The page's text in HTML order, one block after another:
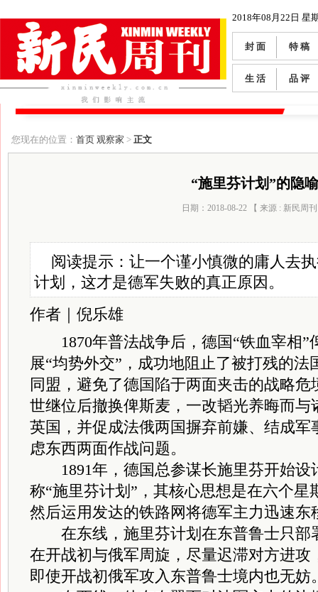
2018年08月22日 星
封 面 特 稿
生 活 品 评
您现在的位置： 首页 观察家 > 正文
“施里芬计划”的隐喻
日期：2018-08-22 【 来源 : 新民周
阅读提示：让一个谨小慎微的庸人去
计划，这才是德军失败的真正原因。
作者｜倪乐雄
1870年普法战争后，德国“铁血宰相
展“均势外交”，成功地阻止了被打残的法
同盟，避免了德国陷于两面夹击的战略
世继位后撤换俾斯麦，一改韬光养晦而与
英国，并促成法俄两国摒弃前嫌、结成军
虑东西两面作战问题。
1891年，德国总参谋长施里芬开始设
称“施里芬计划”，其核心思想是在六个星
然后运用发达的铁路网将德军主力迅速东
在东线，施里芬计划在东普鲁士只部
在开战初与俄军周旋，尽量迟滞对方进攻
即使开战初俄军攻入东普鲁士境内也无妨